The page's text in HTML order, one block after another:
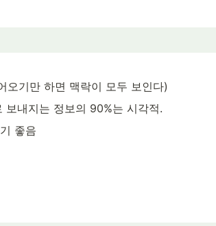
오기만 하면 맥락이 모두 보인다)
내지는 정보의 90%는 시각적.
좋음